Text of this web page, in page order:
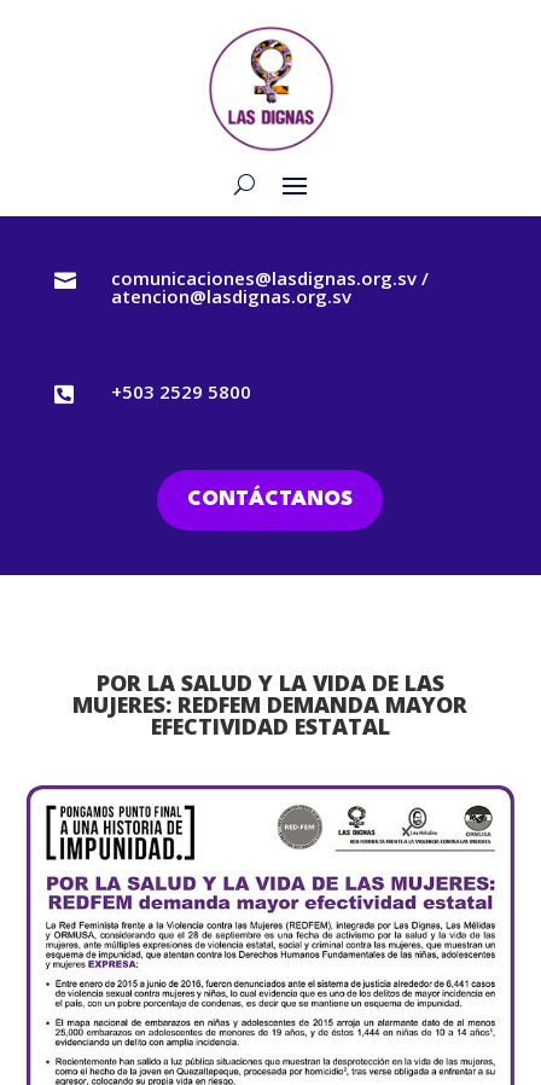
 comunicaciones@lasdignas.org.sv /
atencion@lasdignas.org.sv
 +503 2529 5800
CONTÁCTANOS
POR LA SALUD Y LA VIDA DE LAS
MUJERES: REDFEM DEMANDA MAYOR
EFECTIVIDAD ESTATAL